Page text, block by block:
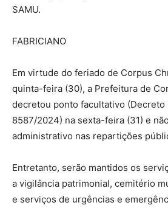
SAMU.
FABRICIANO
Em virtude do feriado de Corpus
quinta-feira (30), a Prefeitura de
decretou ponto facultativo (Decreto
8587/2024) na sexta-feira (31) e
administrativo nas repartições
Entretanto, serão mantidos os
a vigilância patrimonial, cemitério
e serviços de urgências e